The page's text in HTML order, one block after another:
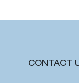
CONTACT